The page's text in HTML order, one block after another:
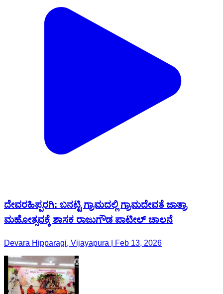
ದೇವರಹಿಪ್ಪರಗಿ: ಬನಟ್ಟಿ ಗ್ರಾಮದಲ್ಲಿ ಗ್ರಾಮದೇವತೆ ಜಾತ್ರಾ
ಮಹೋತ್ಸವಕ್ಕೆ ಶಾಸಕ ರಾಜುಗೌಡ ಪಾಟೀಲ್ ಚಾಲನೆ
Devara Hipparagi, Vijayapura | Feb 13, 2026